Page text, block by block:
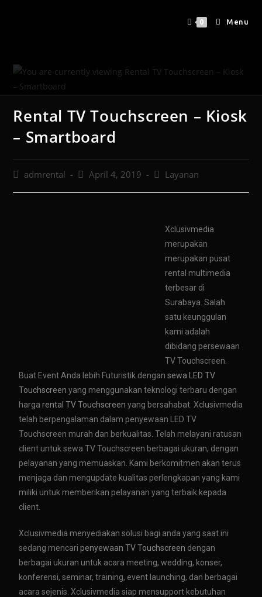
0 Menu
Rental TV Touchscreen – Kiosk
– Smartboard
admrental April 4, 2019 Layanan
Xclusivmedia
merupakan
merupakan pusat
rental multimedia
terbesar di
Surabaya. Salah
satu keunggulan
kami adalah
dibidang persewaan
TV Touchscreen.
Buat Event Anda lebih Futuristik dengansewa LED TV
Touchscreen yang menggunakan teknologi terbaru dengan
hargarental TV Touchscreen yang bersahabat. Xclusivmedia
telah berpengalaman dalam penyewaan LED TV
Touchscreen murah dan berkualitas. Telah melayani ratusan
client untuk sewa TV Touchscreen berbagai ukuran, dengan
pelayanan yang memuaskan. Kami berkomitmen akan terus
menjaga dan mengupdate kualitas perlengkapan yang kami
miliki untuk memberikan pelayanan yang terbaik kepada
client.
Xclusivmedia menyediakan solusi bagi anda yang saat ini
sedang mencaripenyewaan TV Touchscreen dengan
berbagai ukuran untuk acara meeting, wedding, konser,
konferensi, seminar, training, event launching, dan berbagai
acara sejenis. Xclusivmedia siap mensupport kebutuhan